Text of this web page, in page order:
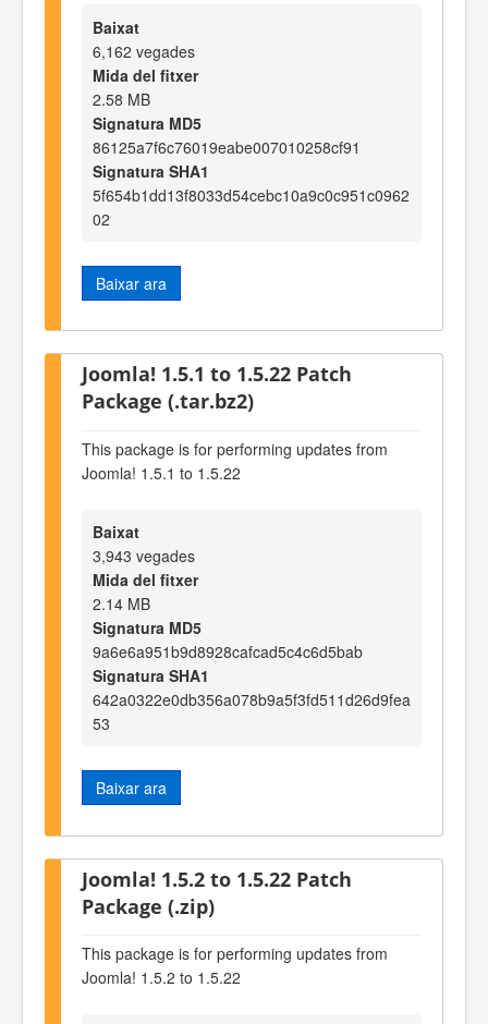
Baixat
6,162 vegades
Mida del fitxer
2.58 MB
Signatura MD5
86125a7f6c76019eabe007010258cf91
Signatura SHA1
5f654b1dd13f8033d54cebc10a9c0c951c0962
02
Baixar ara
Joomla! 1.5.1 to 1.5.22 Patch
Package (.tar.bz2)
This package is for performing updates from
Joomla! 1.5.1 to 1.5.22
Baixat
3,943 vegades
Mida del fitxer
2.14 MB
Signatura MD5
9a6e6a951b9d8928cafcad5c4c6d5bab
Signatura SHA1
642a0322e0db356a078b9a5f3fd511d26d9fea
53
Baixar ara
Joomla! 1.5.2 to 1.5.22 Patch
Package (.zip)
This package is for performing updates from
Joomla! 1.5.2 to 1.5.22